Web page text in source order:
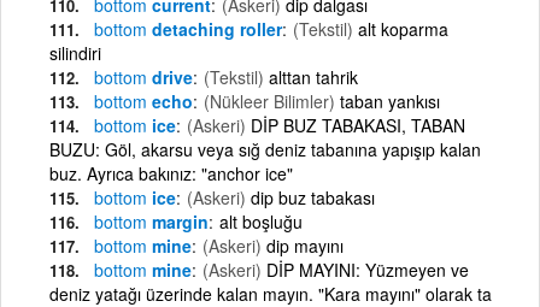
bottom detaching roller (Tekstil) alt koparma
silindiri
bottom drive (Tekstil) alttan tahrik
bottom echo (Nükleer Bilimler) taban yankısı
bottom ice (Askeri) DİP BUZ TABAKASI, TABAN
BUZU: Göl, akarsu veya sığ deniz tabanına yapışıp kalan
buz. Ayrıca bakınız: "anchor ice"
bottom ice (Askeri) dip buz tabakası
bottom margin alt boşluğu
bottom mine (Askeri) dip mayını
bottom mine (Askeri) DİP MAYINI: Yüzmeyen ve
deniz yatağı üzerinde kalan mayın. "Kara mayını" olarak ta